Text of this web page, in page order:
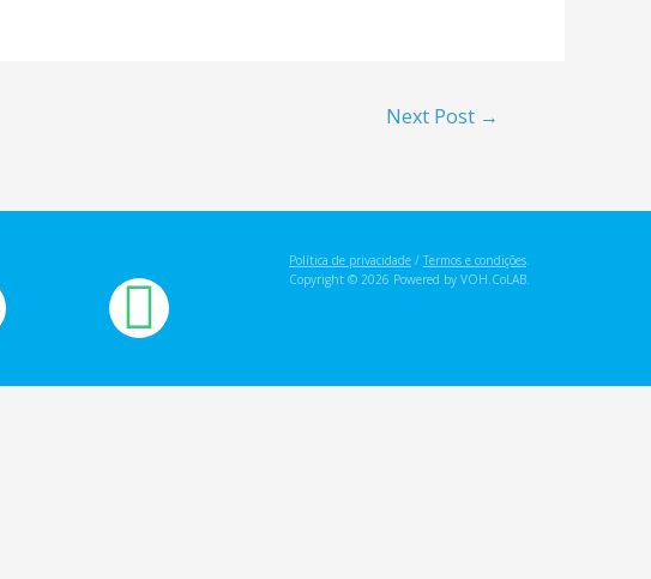
Next Post →
Política de privacidade/ Termos e condições.
Copyright © 2026 Powered by VOH.CoLAB.